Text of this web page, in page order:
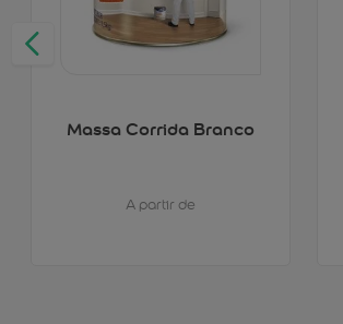
Massa Corrida Branco
A partir de